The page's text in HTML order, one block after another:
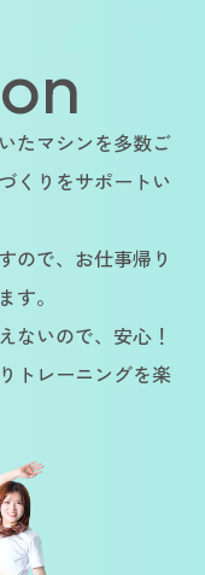
たマシンを多数ご
くりをサポートい
ので、お仕事帰り
す。
ないので、安心！
トレーニングを楽